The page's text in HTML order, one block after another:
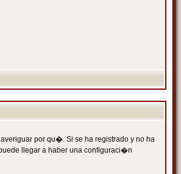
por qu�. Si se ha registrado y no ha
llegar a haber una configuraci�n